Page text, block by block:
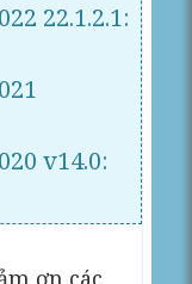
22.1.2.1:
v14.0: